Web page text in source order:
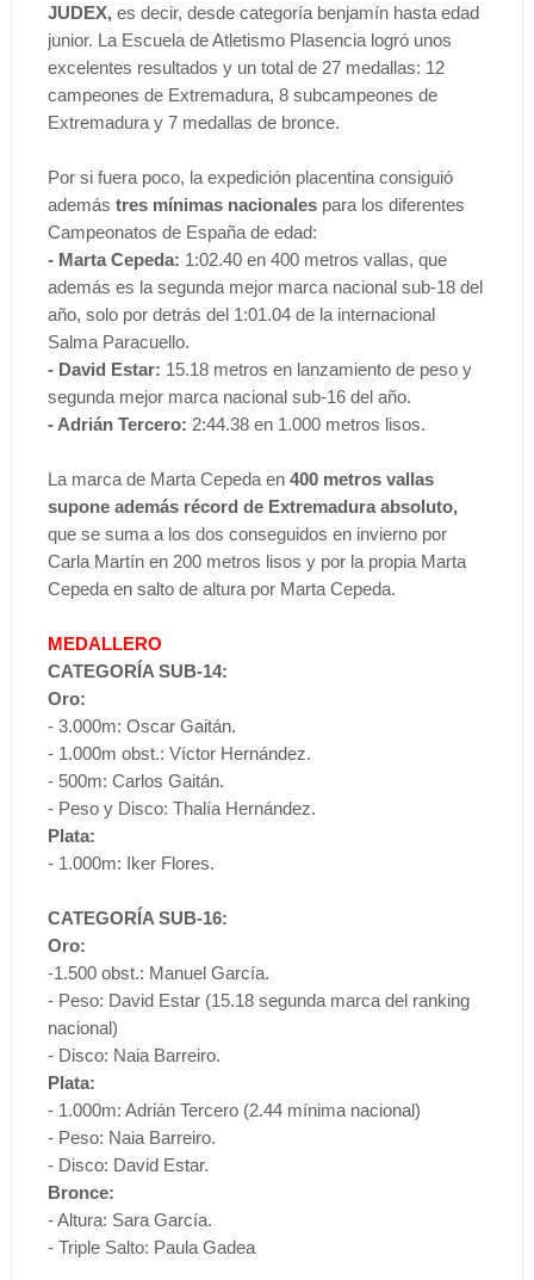
JUDEX, es decir, desde categoría benjamín hasta edad
junior. La Escuela de Atletismo Plasencia logró unos
excelentes resultados y un total de 27 medallas: 12
campeones de Extremadura, 8 subcampeones de
Extremadura y 7 medallas de bronce.
Por si fuera poco, la expedición placentina consiguió
además tres mínimas nacionales para los diferentes
Campeonatos de España de edad:
- Marta Cepeda: 1:02.40 en 400 metros vallas, que
además es la segunda mejor marca nacional sub-18 del
año, solo por detrás del 1:01.04 de la internacional
Salma Paracuello.
- David Estar: 15.18 metros en lanzamiento de peso y
segunda mejor marca nacional sub-16 del año.
- Adrián Tercero: 2:44.38 en 1.000 metros lisos.
La marca de Marta Cepeda en 400 metros vallas
supone además récord de Extremadura absoluto,
que se suma a los dos conseguidos en invierno por
Carla Martín en 200 metros lisos y por la propia Marta
Cepeda en salto de altura por Marta Cepeda.
MEDALLERO
CATEGORÍA SUB-14:
Oro:
- 3.000m: Oscar Gaitán.
- 1.000m obst.: Víctor Hernández.
- 500m: Carlos Gaitán.
- Peso y Disco: Thalía Hernández.
Plata:
- 1.000m: Iker Flores.
CATEGORÍA SUB-16:
Oro:
-1.500 obst.: Manuel García.
- Peso: David Estar (15.18 segunda marca del ranking
nacional)
- Disco: Naia Barreiro.
Plata:
- 1.000m: Adrián Tercero (2.44 mínima nacional)
- Peso: Naia Barreiro.
- Disco: David Estar.
Bronce:
- Altura: Sara García.
- Triple Salto: Paula Gadea